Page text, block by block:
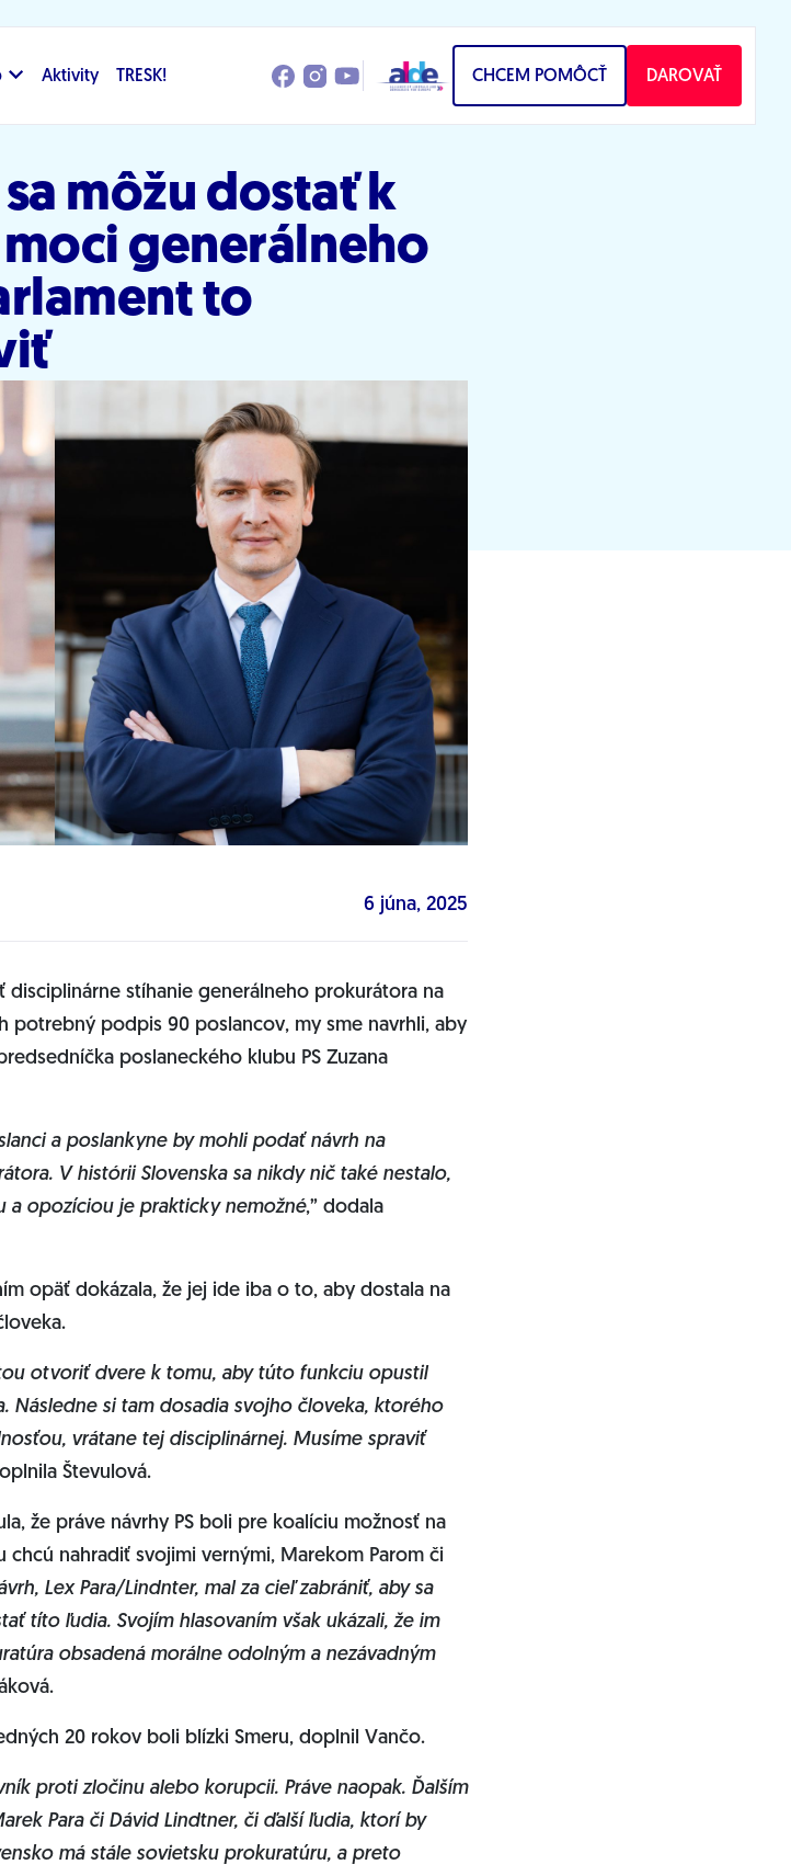
Aktivity TRESK! CHCEM POMÔCŤ DAROVAŤ
môžu dostať k
generálneho
to
6 júna, 2025
disciplinárne stíhanie generálneho prokurátora na
potrebný podpis 90 poslancov, my sme navrhli, aby
poslaneckého klubu PS Zuzana
a poslankyne by mohli podať návrh na
V histórii Slovenska sa nikdy nič také nestalo,
a opozíciou je prakticky nemožné,” dodala
opäť dokázala, že jej ide iba o to, aby dostala na
otvoriť dvere k tomu, aby túto funkciu opustil
si tam dosadia svojho človeka, ktorého
vrátane tej disciplinárnej. Musíme spraviť
Števulová.
že práve návrhy PS boli pre koalíciu možnosť na
nahradiť svojimi vernými, Marekom Parom či
Lex Para/Lindnter, mal za cieľ zabrániť, aby sa
títo ľudia. Svojím hlasovaním však ukázali, že im
obsadená morálne odolným a nezávadným
20 rokov boli blízki Smeru, doplnil Vančo.
proti zločinu alebo korupcii. Práve naopak. Ďalším
Para či Dávid Lindtner, či ďalší ľudia, ktorí by
má stále sovietsku prokuratúru, a preto